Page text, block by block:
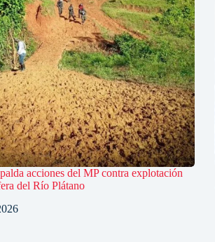
acciones del MP contra explotación
del Río Plátano